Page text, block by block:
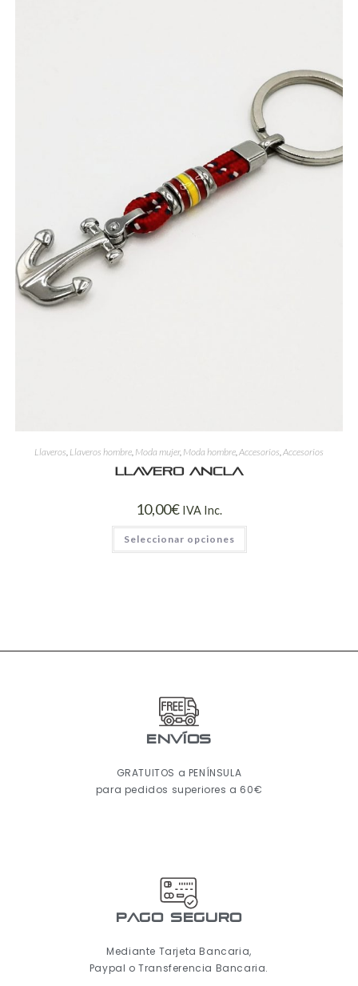
Llaveros Llaveros hombre Moda mujer, Moda hombre Accesorios Accesorios
Llavero ancla
10,00€ IVA Inc.
Seleccionar opciones
ENVÍOS
GRATUITOS a PENÍNSULA
para pedidos superiores a 60€
pago seguro
Mediante Tarjeta Bancaria,
Paypal o Transferencia Bancaria.